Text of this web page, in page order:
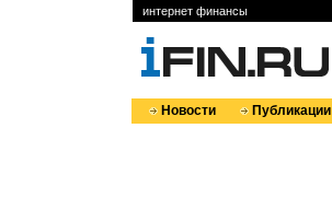
интернет финансы
Новости Публикации